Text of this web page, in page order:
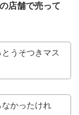
店舗で売って
うそつきマス
かったけれ